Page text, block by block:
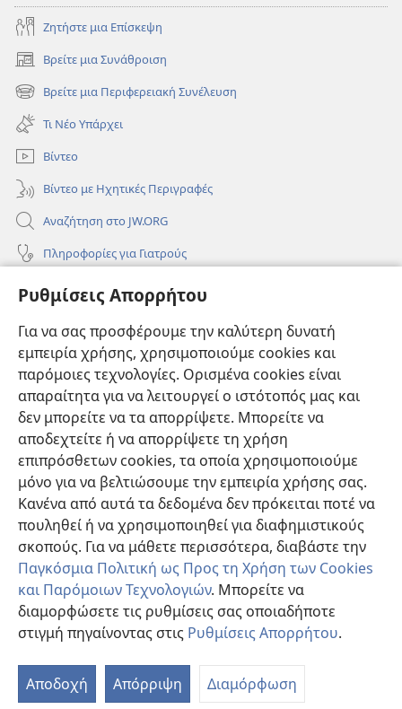
Ρυθμίσεις Απορρήτου
Για να σας προσφέρουμε την καλύτερη δυνατή
εμπειρία χρήσης, χρησιμοποιούμε cookies και
παρόμοιες τεχνολογίες. Ορισμένα cookies είναι
απαραίτητα για να λειτουργεί ο ιστότοπός μας και
δεν μπορείτε να τα απορρίψετε. Μπορείτε να
αποδεχτείτε ή να απορρίψετε τη χρήση
επιπρόσθετων cookies, τα οποία χρησιμοποιούμε
μόνο για να βελτιώσουμε την εμπειρία χρήσης σας.
Κανένα από αυτά τα δεδομένα δεν πρόκειται ποτέ να
πουληθεί ή να χρησιμοποιηθεί για διαφημιστικούς
σκοπούς. Για να μάθετε περισσότερα, διαβάστε την
Παγκόσμια Πολιτική ως Προς τη Χρήση των Cookies
και Παρόμοιων Τεχνολογιών. Μπορείτε να
διαμορφώσετε τις ρυθμίσεις σας οποιαδήποτε
στιγμή πηγαίνοντας στις Ρυθμίσεις Απορρήτου.
Αποδοχή Απόρριψη Διαμόρφωση
Ζητήστε μια Επίσκεψη
Βρείτε μια Συνάθροιση
(ανοίγει
νέο
παράθυρο)
Βρείτε μια Περιφερειακή Συνέλευση
(ανοίγει
νέο
παράθυρο)
Τι Νέο Υπάρχει
Βίντεο
Βίντεο με Ηχητικές Περιγραφές
Αναζήτηση στο JW.ORG
Πληροφορίες για Γιατρούς
Πληροφορίες για Επίσημους Φορείς και ΜΜΕ
Συνεισφορές
(ανοίγει
παράθυρο)ΔΙΑΔΙΚΤΥΑΚΗ ΒΙΒΛΙΟΘΗΚΗ της Σκοπιάς™
(ανοίγει
νέο
παράθυρο)
JW Hub ®
(ανοίγει
νέο
παράθυρο)JW Library®
Βιβλιοθήκη της Σκοπιάς
Copyright © 2026 Watch Tower Bible and Tract Society of Pennsylvania.
ΟΡΟΙ ΧΡΗΣΗΣ |ΠΟΛΙΤΙΚΗ ΑΠΟΡΡΗΤΟΥ |ΡΥΘΜΙΣΕΙΣ ΑΠΟΡΡΗΤΟΥ